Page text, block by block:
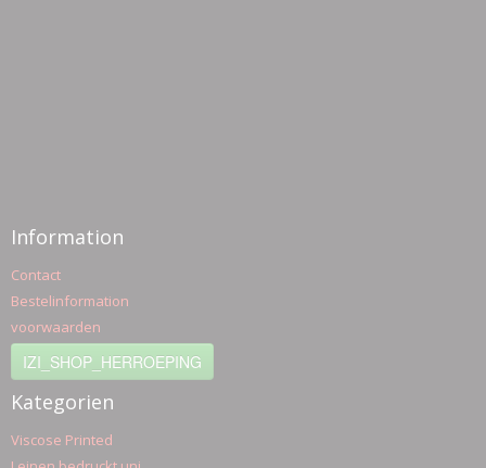
Information
Contact
Bestelinformation
voorwaarden
IZI_SHOP_HERROEPING
Kategorien
Viscose Printed